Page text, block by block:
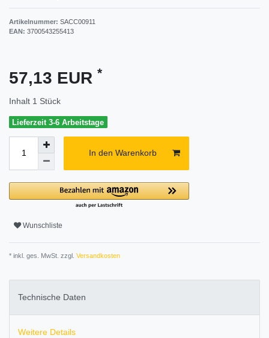
Artikelnummer: SACC00911
EAN: 3700543255413
57,13 EUR *
Inhalt 1 Stück
Lieferzeit 3-6 Arbeitstage
In den Warenkorb
Wunschliste
* inkl. ges. MwSt. zzgl. Versandkosten
Technische Daten
Weitere Details